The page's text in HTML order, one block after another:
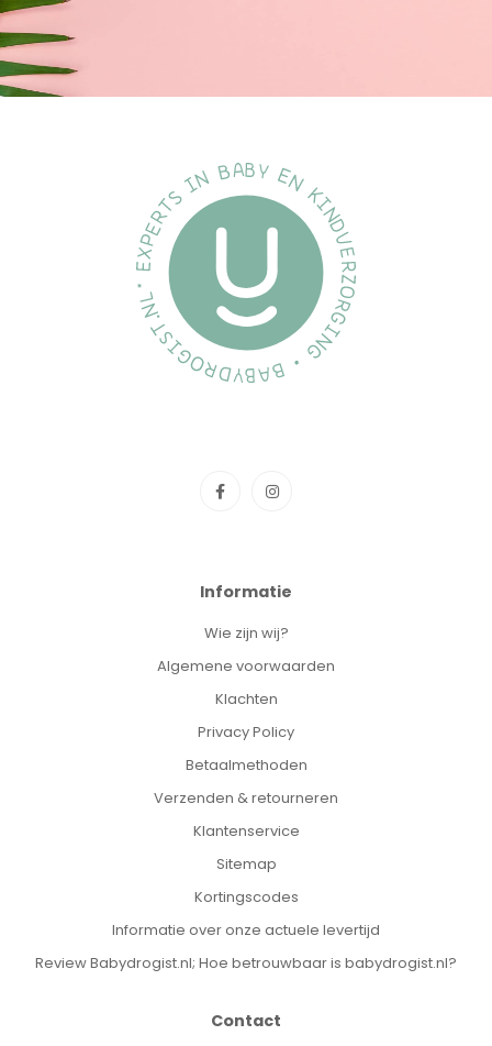
Informatie
Wie zijn wij?
Algemene voorwaarden
Klachten
Privacy Policy
Betaalmethoden
Verzenden & retourneren
Klantenservice
Sitemap
Kortingscodes
Informatie over onze actuele levertijd
Review Babydrogist.nl; Hoe betrouwbaar is babydrogist.nl?
Contact